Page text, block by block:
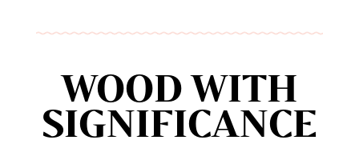
WOOD WITH
SIGNIFICANCE